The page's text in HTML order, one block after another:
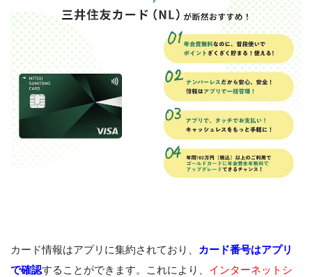
カード情報はアプリに集約されており、
カード番号はアプリ
で確認することができます。これにより、 インターネットシ